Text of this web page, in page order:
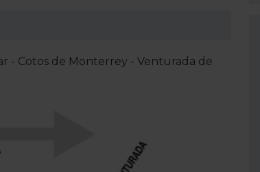
- Cotos de Monterrey - Venturada de